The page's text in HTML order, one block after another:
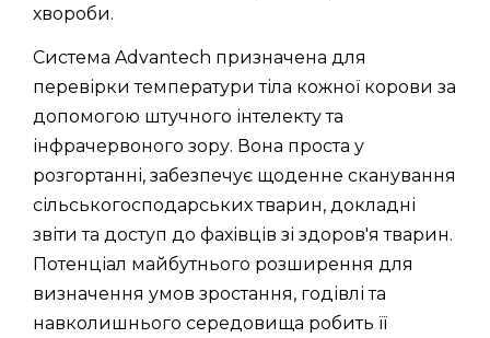
хвороби.
Система Advantech призначена для
перевірки температури тіла кожної корови за
допомогою штучного інтелекту та
інфрачервоного зору. Вона проста у
розгортанні, забезпечує щоденне сканування
сільськогосподарських тварин, докладні
звіти та доступ до фахівців зі здоров'я тварин.
Потенціал майбутнього розширення для
визначення умов зростання, годівлі та
навколишнього середовища робить її